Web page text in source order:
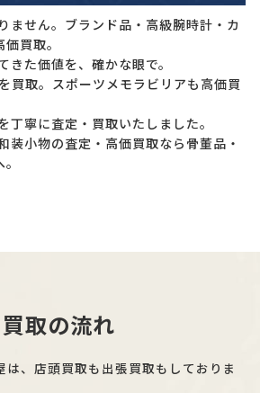
ません。ブランド品・高級腕時計・カ
買取。
きた価値を、確かな眼で。
買取。スポーツメモラビリアも高価買
丁寧に査定・買取いたしました。
装小物の査定・高価買取なら骨董品・
買取の流れ
、店頭買取も出張買取もしておりま